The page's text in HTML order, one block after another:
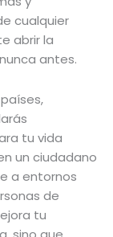
cualquier
abrir la
antes.
tu vida
un ciudadano
a entornos
de
tu